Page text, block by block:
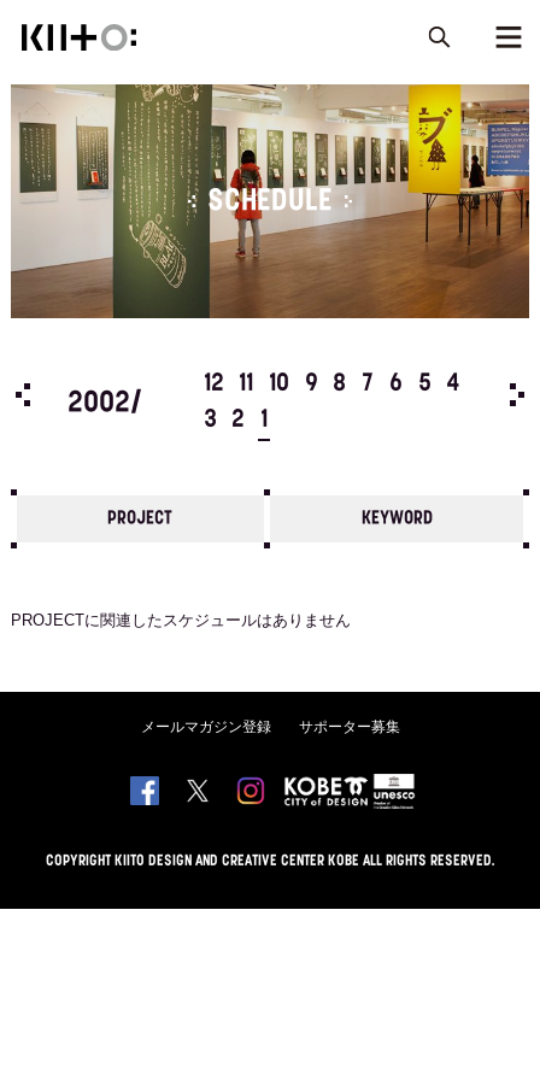
SCHEDULE
4
2002/
12 11 10 9 8 7 6 5
4
3
2 1
PROJECT KEYWORD
PROJECTに関連したスケジュールはありません
メールマガジン登録 サポーター募集
COPYRIGHT KIITO DESIGN AND CREATIVE CENTER KOBE ALL RIGHTS RESERVED.